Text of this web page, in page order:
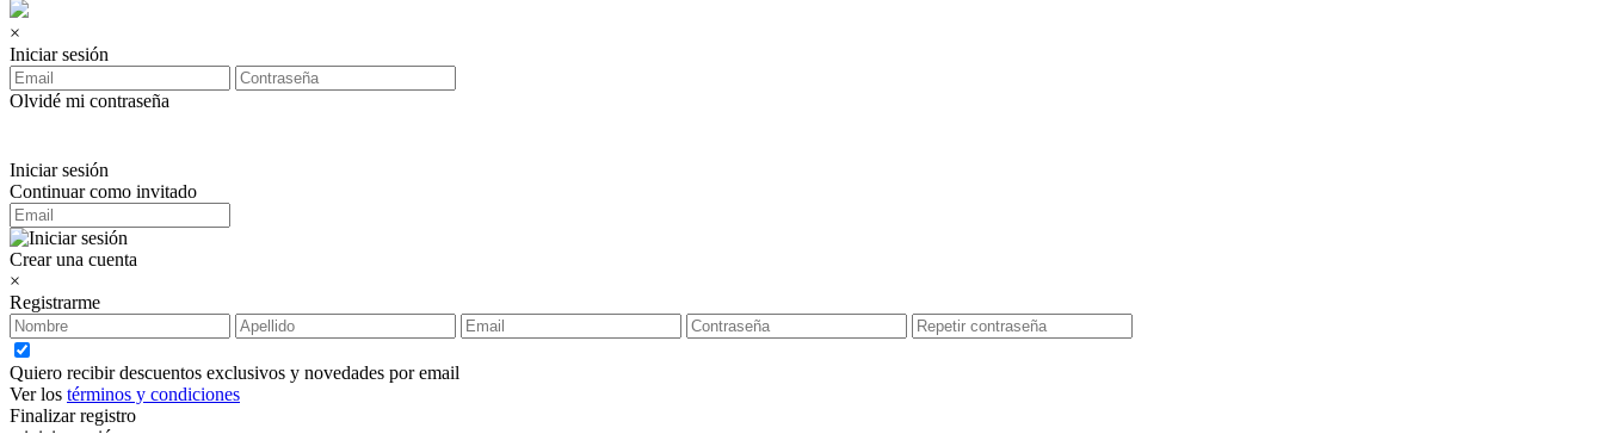
×
Iniciar sesión
Olvidé mi contraseña
Iniciar sesión
Continuar como invitado
Crear una cuenta
×
Registrarme
Quiero recibir descuentos exclusivos y novedades por email
Ver los términos y condiciones
Finalizar registro